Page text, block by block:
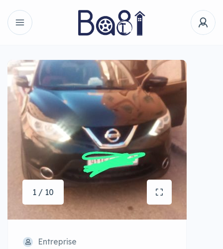
1 / 10
Entreprise